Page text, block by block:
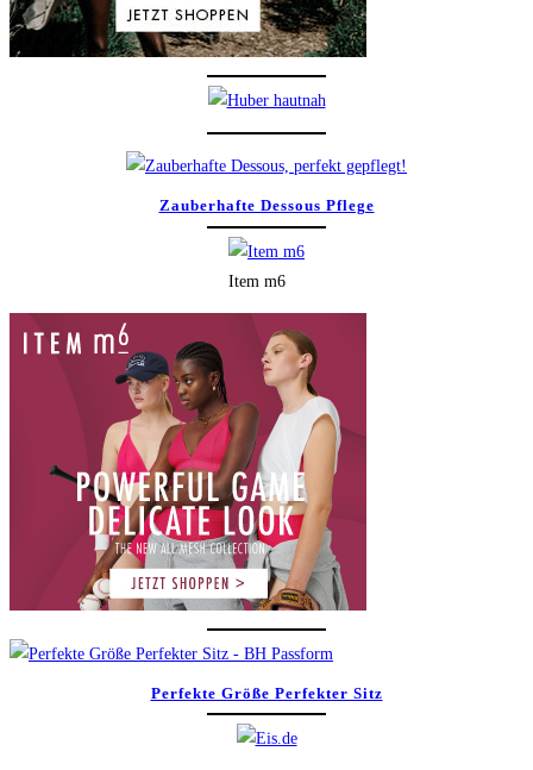
Zauberhafte Dessous Pflege
Item m6
Perfekte Größe Perfekter Sitz